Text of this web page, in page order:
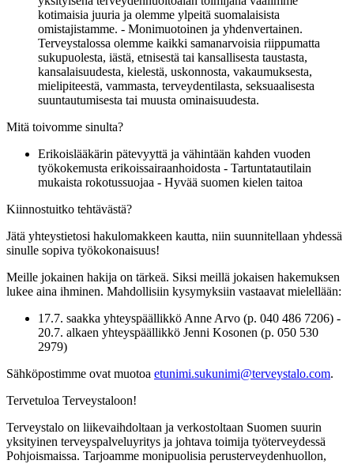
kotimaisia juuria ja olemme ylpeitä suomalaisista
omistajistamme. - Monimuotoinen ja yhdenvertainen.
Terveystalossa olemme kaikki samanarvoisia riippumatta
sukupuolesta, iästä, etnisestä tai kansallisesta taustasta,
kansalaisuudesta, kielestä, uskonnosta, vakaumuksesta,
mielipiteestä, vammasta, terveydentilasta, seksuaalisesta
suuntautumisesta tai muusta ominaisuudesta.
Mitä toivomme sinulta?
Erikoislääkärin pätevyyttä ja vähintään kahden vuoden
työkokemusta erikoissairaanhoidosta - Tartuntatautilain
mukaista rokotussuojaa - Hyvää suomen kielen taitoa
Kiinnostuitko tehtävästä?
Jätä yhteystietosi hakulomakkeen kautta, niin suunnitellaan yhdessä
sinulle sopiva työkokonaisuus!
Meille jokainen hakija on tärkeä. Siksi meillä jokaisen hakemuksen
lukee aina ihminen. Mahdollisiin kysymyksiin vastaavat mielellään:
17.7. saakka yhteyspäällikkö Anne Arvo (p. 040 486 7206) -
20.7. alkaen yhteyspäällikkö Jenni Kosonen (p. 050 530
2979)
Sähköpostimme ovat muotoa etunimi.sukunimi@terveystalo.com.
Tervetuloa Terveystaloon!
Terveystalo on liikevaihdoltaan ja verkostoltaan Suomen suurin
yksityinen terveyspalveluyritys ja johtava toimija työterveydessä
Pohjoismaissa. Tarjoamme monipuolisia perusterveydenhuollon,